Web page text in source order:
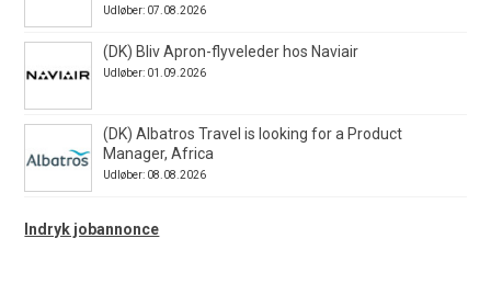
Udløber: 07.08.2026
(DK) Bliv Apron-flyveleder hos Naviair
Udløber: 01.09.2026
(DK) Albatros Travel is looking for a Product
Manager, Africa
Udløber: 08.08.2026
Indryk jobannonce